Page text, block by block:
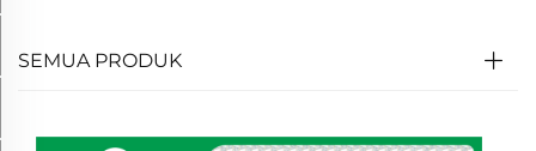
SEMUA PRODUK